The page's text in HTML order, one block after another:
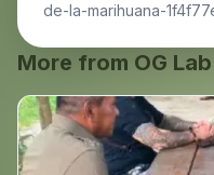
de-la-marihuana-
More from OG Lab